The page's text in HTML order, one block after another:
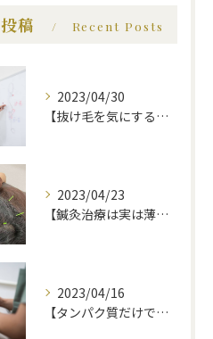
稿 Recent Posts
2023/04/30
【抜け毛を気にする前に、知っておいてほしい事】福岡市で薄毛治療｜福岡薄毛専門鍼灸センター
2023/04/23
【鍼灸治療は実は薄毛に効果的】福岡市で薄毛治療｜福岡薄毛専門鍼灸センター
2023/04/16
【タンパク質だけでは不十分！？薄毛にいい食べ物】福岡市で薄毛治療｜福岡薄毛専門鍼灸センター